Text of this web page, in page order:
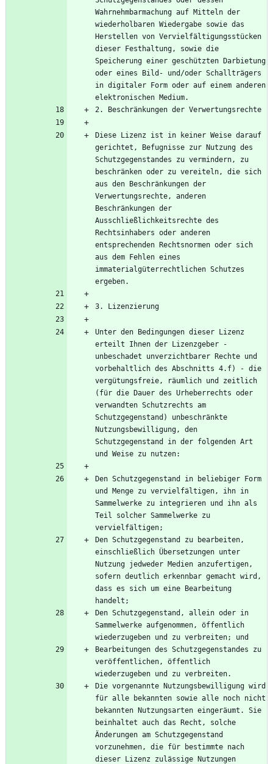
Wahrnehmbarmachung auf Mitteln der
wiederholbaren Wiedergabe sowie das
Herstellen von Vervielfältigungsstücken
dieser Festhaltung, sowie die
Speicherung einer geschützten Darbietung
oder eines Bild- und/oder Schallträgers
in digitaler Form oder auf einem anderen
Diese Lizenz ist in keiner Weise darauf
gerichtet, Befugnisse zur Nutzung des
Schutzgegenstandes zu vermindern, zu
beschränken oder zu vereiteln, die sich
aus den Beschränkungen der
Verwertungsrechte, anderen
Beschränkungen der
Ausschließlichkeitsrechte des
Rechtsinhabers oder anderen
entsprechenden Rechtsnormen oder sich
aus dem Fehlen eines
immaterialgüterrechtlichen Schutzes
Unter den Bedingungen dieser Lizenz
erteilt Ihnen der Lizenzgeber -
unbeschadet unverzichtbarer Rechte und
vorbehaltlich des Abschnitts 4.f) - die
vergütungsfreie, räumlich und zeitlich
(für die Dauer des Urheberrechts oder
verwandten Schutzrechts am
Schutzgegenstand) unbeschränkte
Nutzungsbewilligung, den
Schutzgegenstand in der folgenden Art
Den Schutzgegenstand in beliebiger Form
und Menge zu vervielfältigen, ihn in
Sammelwerke zu integrieren und ihn als
Teil solcher Sammelwerke zu
Den Schutzgegenstand zu bearbeiten,
einschließlich Übersetzungen unter
Nutzung jedweder Medien anzufertigen,
sofern deutlich erkennbar gemacht wird,
dass es sich um eine Bearbeitung
Den Schutzgegenstand, allein oder in
Sammelwerke aufgenommen, öffentlich
Bearbeitungen des Schutzgegenstandes zu
veröffentlichen, öffentlich
Die vorgenannte Nutzungsbewilligung wird
für alle bekannten sowie alle noch nicht
bekannten Nutzungsarten eingeräumt. Sie
beinhaltet auch das Recht, solche
Änderungen am Schutzgegenstand
vorzunehmen, die für bestimmte nach
dieser Lizenz zulässige Nutzungen